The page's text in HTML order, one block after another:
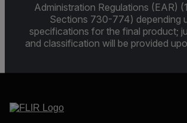
Administration Regulations (EAR)
Sections 730-774) depending
specifications for the final product;
and classification will be provided